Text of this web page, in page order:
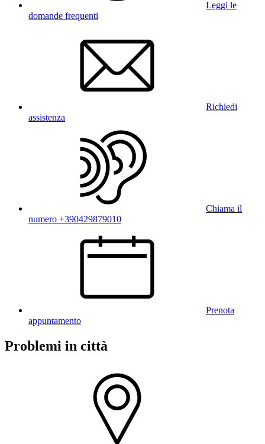
Leggi le
domande frequenti
Richiedi
assistenza
Chiama il
numero +390429879010
Prenota
appuntamento
Problemi in città